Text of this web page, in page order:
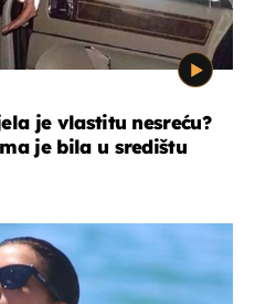
je vlastitu nesreću?
je bila u središtu